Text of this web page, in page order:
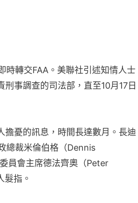
時轉交FAA。美聯社引述知情人士
事調查的司法部，直至10月17日
擔憂的訊息，時間長達數月。長迪
總裁米倫伯格（Dennis
員會主席德法齊奧（Peter
髮指。